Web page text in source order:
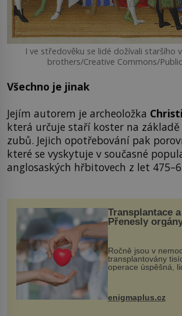
I ve středověku se lidé dožívali staršího
brothers/Creative Commons/
Všechno je jinak
Jejím autorem je archeoložka
která určuje staří koster na základě
zubů. Jejich opotřebování pak
které se vyskytuje v současné
anglosaských hřbitovech z let
Transplantace
Přenesly
Ročně jsou v
transplantovány
operace úspěšná,
enigmaplus.cz